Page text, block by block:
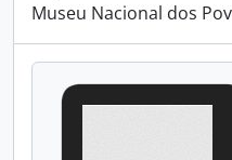
Museu Nacional dos